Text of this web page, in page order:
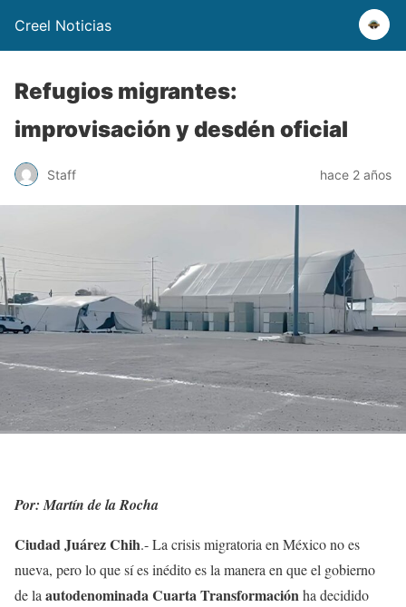
Creel Noticias
Refugios migrantes:
improvisación y desdén oficial
Staff hace 2 años
Por: Martín de la Rocha
Ciudad Juárez Chih.- La crisis migratoria en México no es
nueva, pero lo que sí es inédito es la manera en que el gobierno
de laautodenominada Cuarta Transformaciónha decidido